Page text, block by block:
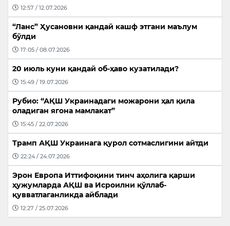
12:57 / 12.07.2026
“Ланс” Ҳусановни қандай кашф этгани маълум
бўлди
17:05 / 08.07.2026
20 июль куни қандай об-ҳаво кузатилади?
15:49 / 19.07.2026
Рубио: “АҚШ Украинадаги можарони ҳал қила
оладиган ягона мамлакат”
15:45 / 22.07.2026
Трамп АҚШ Украинага қурол сотмаслигини айтди
22:24 / 24.07.2026
Эрон Европа Иттифоқини тинч аҳолига қарши
ҳужумларда АҚШ ва Исроилни қўллаб-
қувватлаганликда айблади
12:27 / 25.07.2026